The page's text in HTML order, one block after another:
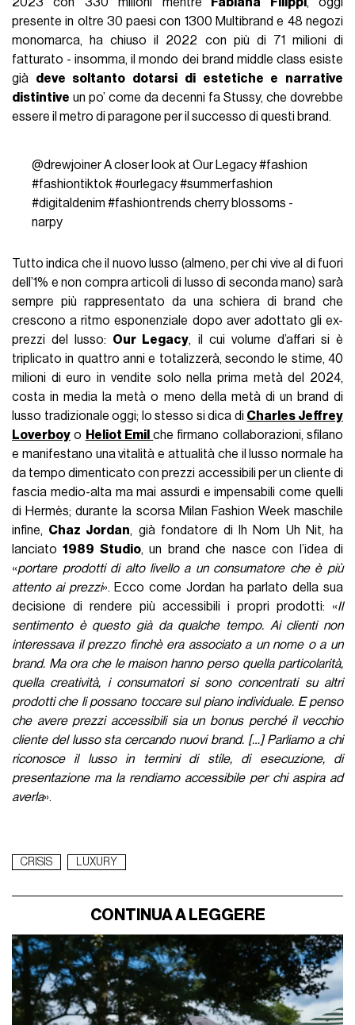
presente in oltre 30 paesi con 1300 Multibrand e 48 negozi
monomarca, ha chiuso il 2022 con più di 71 milioni di
fatturato - insomma, il mondo dei brand middle class esiste
già deve soltanto dotarsi di estetiche e narrative
distintive un po’ come da decenni fa Stussy, che dovrebbe
essere il metro di paragone per il successo di questi brand.
@drewjoinerA closer look at Our Legacy#fashion
#fashiontiktok #ourlegacy#summerfashion
#digitaldenim #fashiontrends cherry blossoms -
narpy
Tutto indica che il nuovo lusso (almeno, per chi vive al di fuori
dell’1% e non compra articoli di lusso di seconda mano) sarà
sempre più rappresentato da una schiera di brand che
crescono a ritmo esponenziale dopo aver adottato gli ex-
prezzi del lusso: Our Legacy, il cui volume d’affari si è
triplicato in quattro anni e totalizzerà, secondo le stime, 40
milioni di euro in vendite solo nella prima metà del 2024,
costa in media la metà o meno della metà di un brand di
lusso tradizionale oggi; lo stesso si dica di Charles Jeffrey
Loverboy o Heliot Emil che firmano collaborazioni, sfilano
e manifestano una vitalità e attualità che il lusso normale ha
da tempo dimenticato con prezzi accessibili per un cliente di
fascia medio-alta ma mai assurdi e impensabili come quelli
di Hermès; durante la scorsa Milan Fashion Week maschile
infine, Chaz Jordan, già fondatore di Ih Nom Uh Nit, ha
lanciato1989 Studio, un brand che nasce con l’idea di
«portare prodotti di alto livello a un consumatore che è più
attento ai prezzi». Ecco come Jordan ha parlato della sua
decisione di rendere più accessibili i propri prodotti: «Il
sentimento è questo già da qualche tempo. Ai clienti non
interessava il prezzo finchè era associato a un nome o a un
brand. Ma ora che le maison hanno perso quella particolarità,
quella creatività, i consumatori si sono concentrati su altri
prodotti che li possano toccare sul piano individuale. E penso
che avere prezzi accessibili sia un bonus perché il vecchio
cliente del lusso sta cercando nuovi brand. […] Parliamo a chi
riconosce il lusso in termini di stile, di esecuzione, di
presentazione ma la rendiamo accessibile per chi aspira ad
averla».
CRISIS LUXURY
CONTINUA A LEGGERE